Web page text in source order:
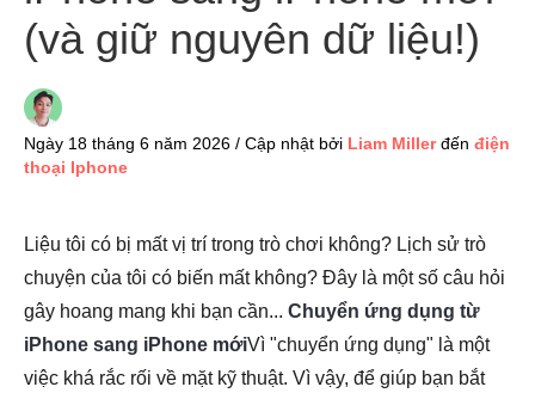
(và giữ nguyên dữ liệu!)
Ngày 18 tháng 6 năm 2026 / Cập nhật bởi Liam Millerđến điện
thoại Iphone
Liệu tôi có bị mất vị trí trong trò chơi không? Lịch sử trò
chuyện của tôi có biến mất không? Đây là một số câu hỏi
gây hoang mang khi bạn cần... Chuyển ứng dụng từ
iPhone sang iPhone mớiVì "chuyển ứng dụng" là một
việc khá rắc rối về mặt kỹ thuật. Vì vậy, để giúp bạn bắt